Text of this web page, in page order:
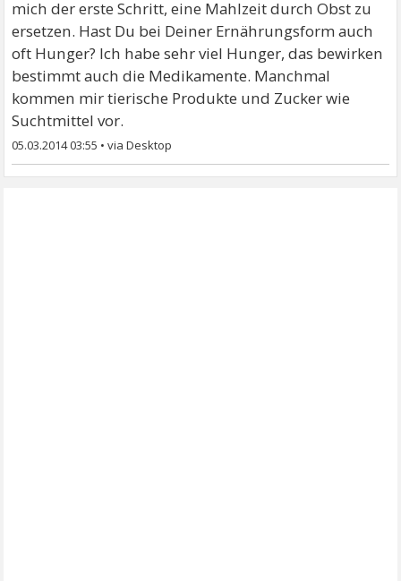
mich der erste Schritt, eine Mahlzeit durch Obst zu
ersetzen. Hast Du bei Deiner Ernährungsform auch
oft Hunger? Ich habe sehr viel Hunger, das bewirken
bestimmt auch die Medikamente. Manchmal
kommen mir tierische Produkte und Zucker wie
Suchtmittel vor.
05.03.2014 03:55 •